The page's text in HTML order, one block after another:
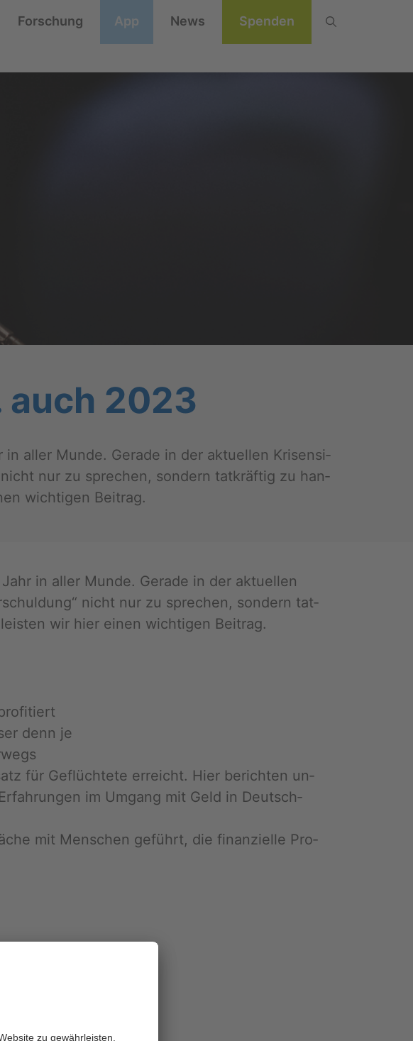
Forschung App News Spenden
auch 2023
in aller Munde. Ge­ra­de in der ak­tu­el­len Kri­sen­si­
nur zu spre­chen, son­dern tat­kräf­tig zu han­
wich­ti­gen Bei­trag.
in aller Munde. Ge­ra­de in der ak­tu­el­len
nicht nur zu spre­chen, son­dern tat­
wir hier einen wich­ti­gen Bei­trag.
denn je
für Ge­flüch­te­te er­reicht. Hier be­rich­ten un­
im Um­gang mit Geld in Deutsch­
mit Men­schen ge­führt, die fi­nan­zi­el­le Pro­